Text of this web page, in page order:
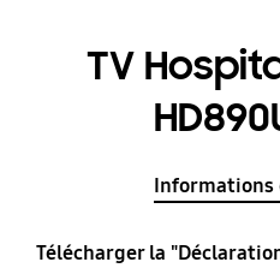
TV
Informations
Télécharger la